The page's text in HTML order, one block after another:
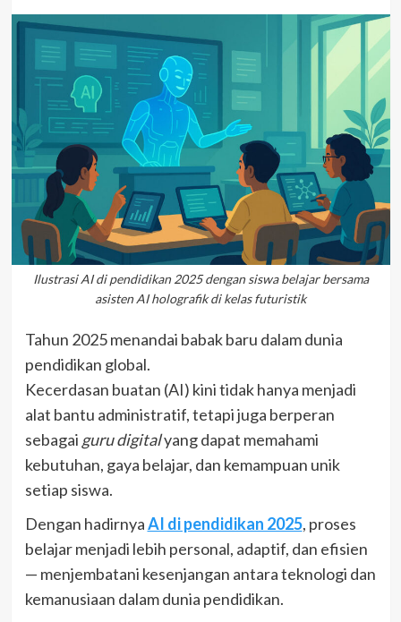
Ilustrasi AI di pendidikan 2025 dengan siswa belajar bersama
asisten AI holografik di kelas futuristik
Tahun 2025 menandai babak baru dalam dunia
pendidikan global.
Kecerdasan buatan (AI) kini tidak hanya menjadi
alat bantu administratif, tetapi juga berperan
sebagai guru digitalyang dapat memahami
kebutuhan, gaya belajar, dan kemampuan unik
setiap siswa.
Dengan hadirnyaAI di pendidikan 2025, proses
belajar menjadi lebih personal, adaptif, dan efisien
— menjembatani kesenjangan antara teknologi dan
kemanusiaan dalam dunia pendidikan.